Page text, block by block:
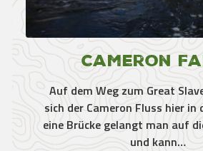
Cameron
Auf dem Weg zum Great
sich der Cameron Fluss hier in
eine Brücke gelangt man auf
und kann…